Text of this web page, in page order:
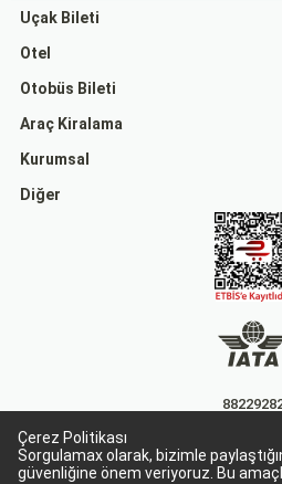
Çerez Politikası
Sorgulamax olarak, bizimle
güvenliğine önem veriyoruz. Bu
Uçak Bileti
Otel
Otobüs Bileti
Araç Kiralama
Kurumsal
Diğer
15863